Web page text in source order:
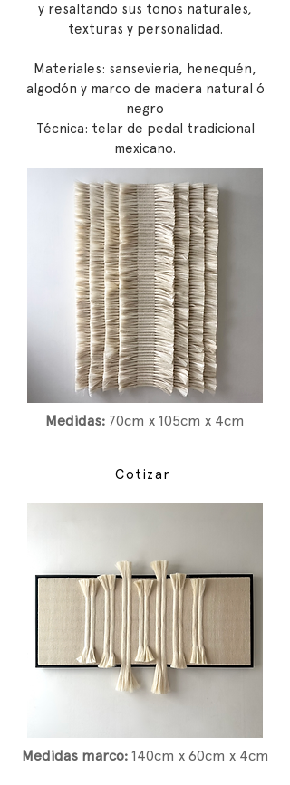
y resaltando sus tonos naturales,
texturas y personalidad.
Materiales: sansevieria, henequén,
algodón y marco de madera natural ó
negro
Técnica: telar de pedal tradicional
mexicano.
Medidas: 70cm x 105cm x 4cm
Cotizar
Medidas marco: 140cm x 60cm x 4cm